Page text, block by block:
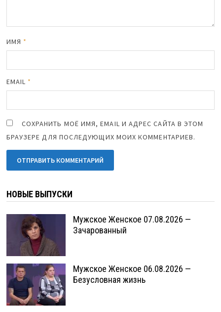
ИМЯ *
EMAIL *
СОХРАНИТЬ МОЁ ИМЯ, EMAIL И АДРЕС САЙТА В ЭТОМ
БРАУЗЕРЕ ДЛЯ ПОСЛЕДУЮЩИХ МОИХ КОММЕНТАРИЕВ.
НОВЫЕ ВЫПУСКИ
Мужское Женское 07.08.2026 —
Зачарованный
Мужское Женское 06.08.2026 —
Безусловная жизнь